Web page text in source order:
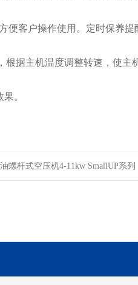
便客户操作使用。定时保养
根据主机温度调整转速，使主
。
螺杆式空压机4-11kw SmallUP系列